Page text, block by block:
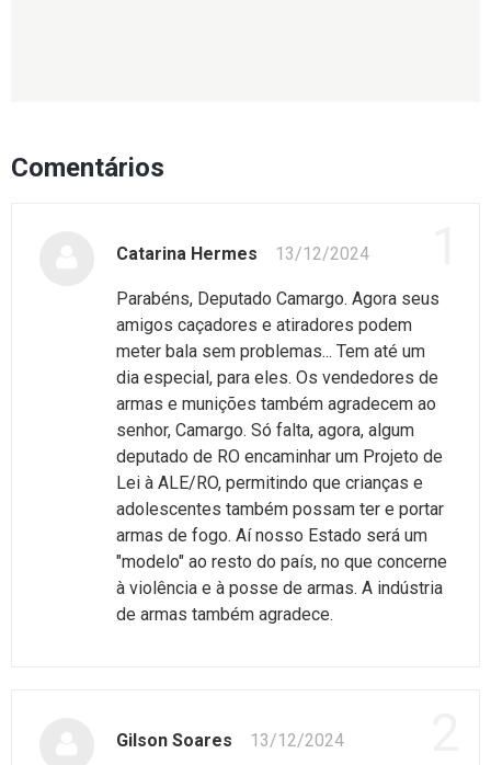
Comentários
Catarina Hermes 13/12/2024
Parabéns, Deputado Camargo. Agora seus
amigos caçadores e atiradores podem
meter bala sem problemas... Tem até um
dia especial, para eles. Os vendedores de
armas e munições também agradecem ao
senhor, Camargo. Só falta, agora, algum
deputado de RO encaminhar um Projeto de
Lei à ALE/RO, permitindo que crianças e
adolescentes também possam ter e portar
armas de fogo. Aí nosso Estado será um
"modelo" ao resto do país, no que concerne
à violência e à posse de armas. A indústria
de armas também agradece.
Gilson Soares 13/12/2024